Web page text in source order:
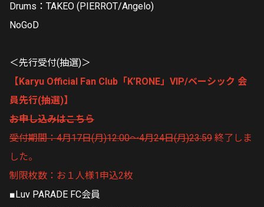
Drums：TAKEO (PIERROT/Angelo)
NoGoD
＜先行受付(抽選)＞
【Karyu Official Fan Club「K’RONE」VIP/ベーシック 会
員先行(抽選)】
お申し込みはこちら
受付期間：4月17日(月)12:00～4月24日(月)23:59 終了しま
した。
制限枚数：お１人様1申込2枚
■Luv PARADE FC会員